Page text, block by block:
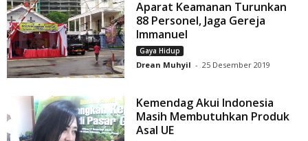
Aparat Keamanan Turunkan
88 Personel, Jaga Gereja
Immanuel
Gaya Hidup
Drean Muhyil - 25 Desember 2019
Kemendag Akui Indonesia
Masih Membutuhkan Produk
Asal UE